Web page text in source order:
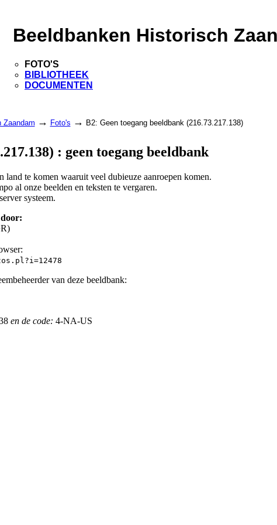
Beeldbanken Historisch
FOTO'S
BIBLIOTHEEK
DOCUMENTEN
Zaandam → Foto's → B2: Geen toegang beeldbank (216.73.217.138)
: geen toegang beeldbank
te komen waaruit veel dubieuze aanroepen komen.
al onze beelden en teksten te vergaren.
systeem.
van deze beeldbank:
en de code: 4-NA-US